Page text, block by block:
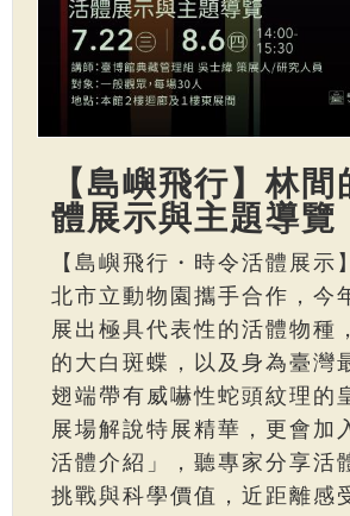
【島嶼飛行】林
體展示與主題導覽
【島嶼飛行・時令活體展示
北市立動物園攜手合作，今
展出極具代表性的活體物種
的大白斑蝶，以及身為臺灣
翅端帶有威嚇性蛇頭紋理的
展場解說特展精華，更會加
活體介紹」，聽專家分享活
挑戰與科學價值，近距離感